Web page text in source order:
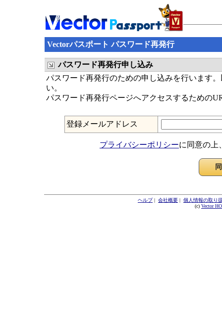
Vectorパスポート パスワード再発行
パスワード再発行申し込み
パスワード再発行のための申し込みを行います
い。
パスワード再発行ページへアクセスするための
登録メールアドレス
プライバシーポリシーに同意の上
ヘルプ| 会社概要 | 個人情報の取り
(c) Vector